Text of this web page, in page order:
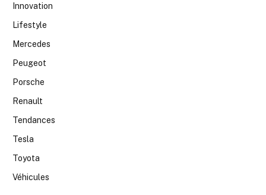
Innovation
Lifestyle
Mercedes
Peugeot
Porsche
Renault
Tendances
Tesla
Toyota
Véhicules